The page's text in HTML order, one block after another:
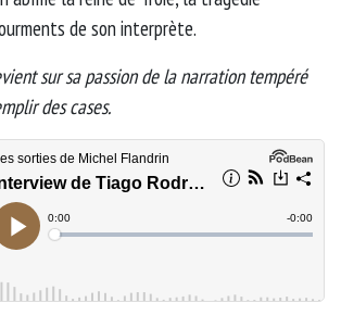
de son interprète.
sur sa passion de la narration tempéré
des cases.